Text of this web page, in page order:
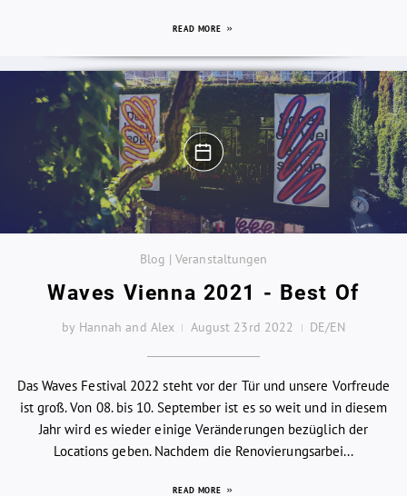
READ MORE
Blog | Veranstaltungen
Waves Vienna 2021 - Best Of
by Hannah and Alex August 23rd 2022 DE/EN
Das Waves Festival 2022 steht vor der Tür und unsere Vorfreude
ist groß. Von 08. bis 10. September ist es so weit und in diesem
Jahr wird es wieder einige Veränderungen bezüglich der
Locations geben. Nachdem die Renovierungsarbei...
READ MORE